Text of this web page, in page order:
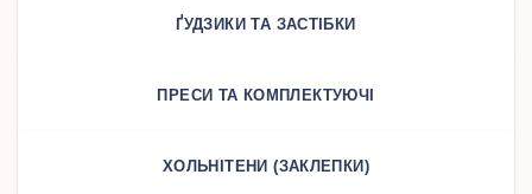
ҐУДЗИКИ ТА ЗАСТІБКИ
ПРЕСИ ТА КОМПЛЕКТУЮЧІ
ХОЛЬНІТЕНИ (ЗАКЛЕПКИ)